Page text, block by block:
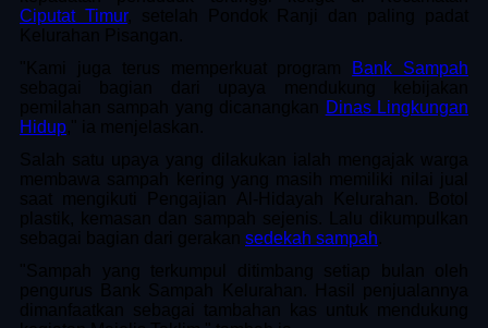
Ciputat Timur, setelah Pondok Ranji dan paling padat
Bank Sampah
Dinas Lingkungan
Hidup
sedekah sampah